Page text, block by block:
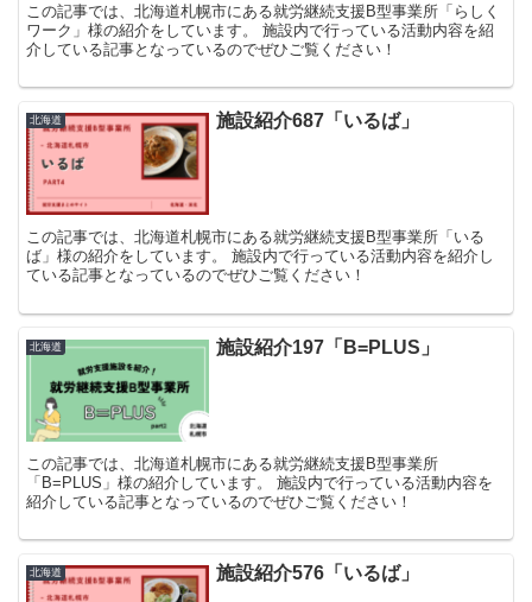
この記事では、北海道札幌市にある就労継続支援B型事業所「らしく
ワーク」様の紹介をしています。 施設内で行っている活動内容を紹
介している記事となっているのでぜひご覧ください！
北海道 施設紹介687「いるば」
この記事では、北海道札幌市にある就労継続支援B型事業所「いる
ば」様の紹介をしています。 施設内で行っている活動内容を紹介し
ている記事となっているのでぜひご覧ください！
北海道 施設紹介197「B=PLUS」
この記事では、北海道札幌市にある就労継続支援B型事業所
「B=PLUS」様の紹介しています。 施設内で行っている活動内容を
紹介している記事となっているのでぜひご覧ください！
北海道 施設紹介576「いるば」